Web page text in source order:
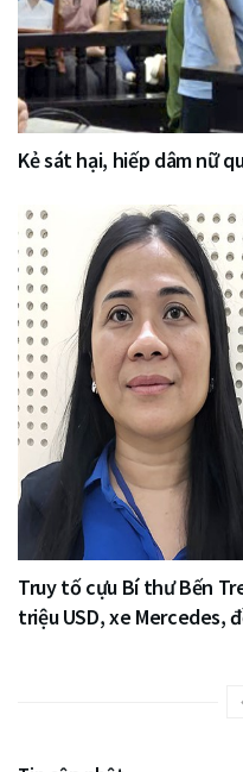
Kẻ sát hại, hiếp dâm nữ
Truy tố cựu Bí thư Bến
triệu USD, xe Mercedes,